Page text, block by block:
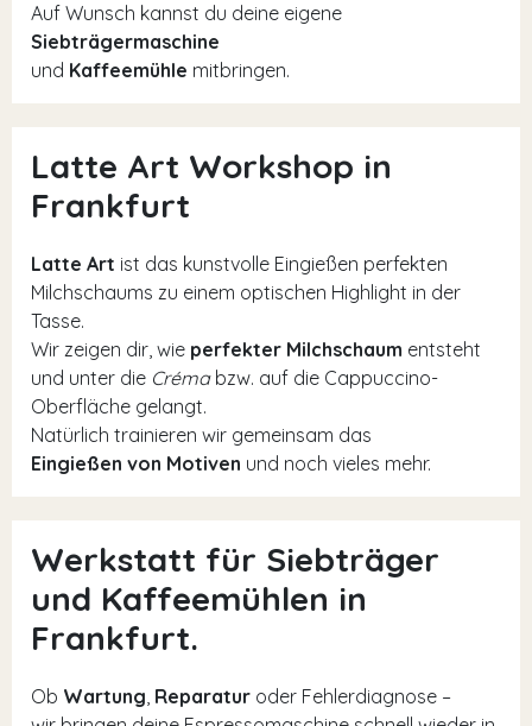
Auf Wunsch kannst du deine eigene
Siebträgermaschine
und Kaffeemühle mitbringen.
Latte Art Workshop in
Frankfurt
Latte Art ist das kunstvolle Eingießen perfekten
Milchschaums zu einem optischen Highlight in der
Tasse.
Wir zeigen dir, wie perfekter Milchschaum entsteht
und unter die Crémabzw. auf die Cappuccino-
Oberfläche gelangt.
Natürlich trainieren wir gemeinsam das
Eingießen von Motiven und noch vieles mehr.
Werkstatt für Siebträger
und Kaffeemühlen in
Frankfurt.
Ob Wartung, Reparatur oder Fehlerdiagnose –